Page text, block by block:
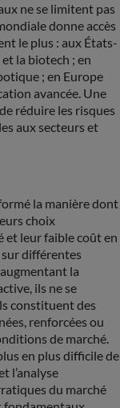
ne se limitent pas
donne accès
le plus : aux États-
la biotech ; en
; en Europe
avancée. Une
réduire les risques
aux secteurs et
la manière dont
choix
et leur faible coût en
différentes
augmentant la
ils ne se
constituent des
renforcées ou
de marché.
en plus difficile de
l’analyse
du marché